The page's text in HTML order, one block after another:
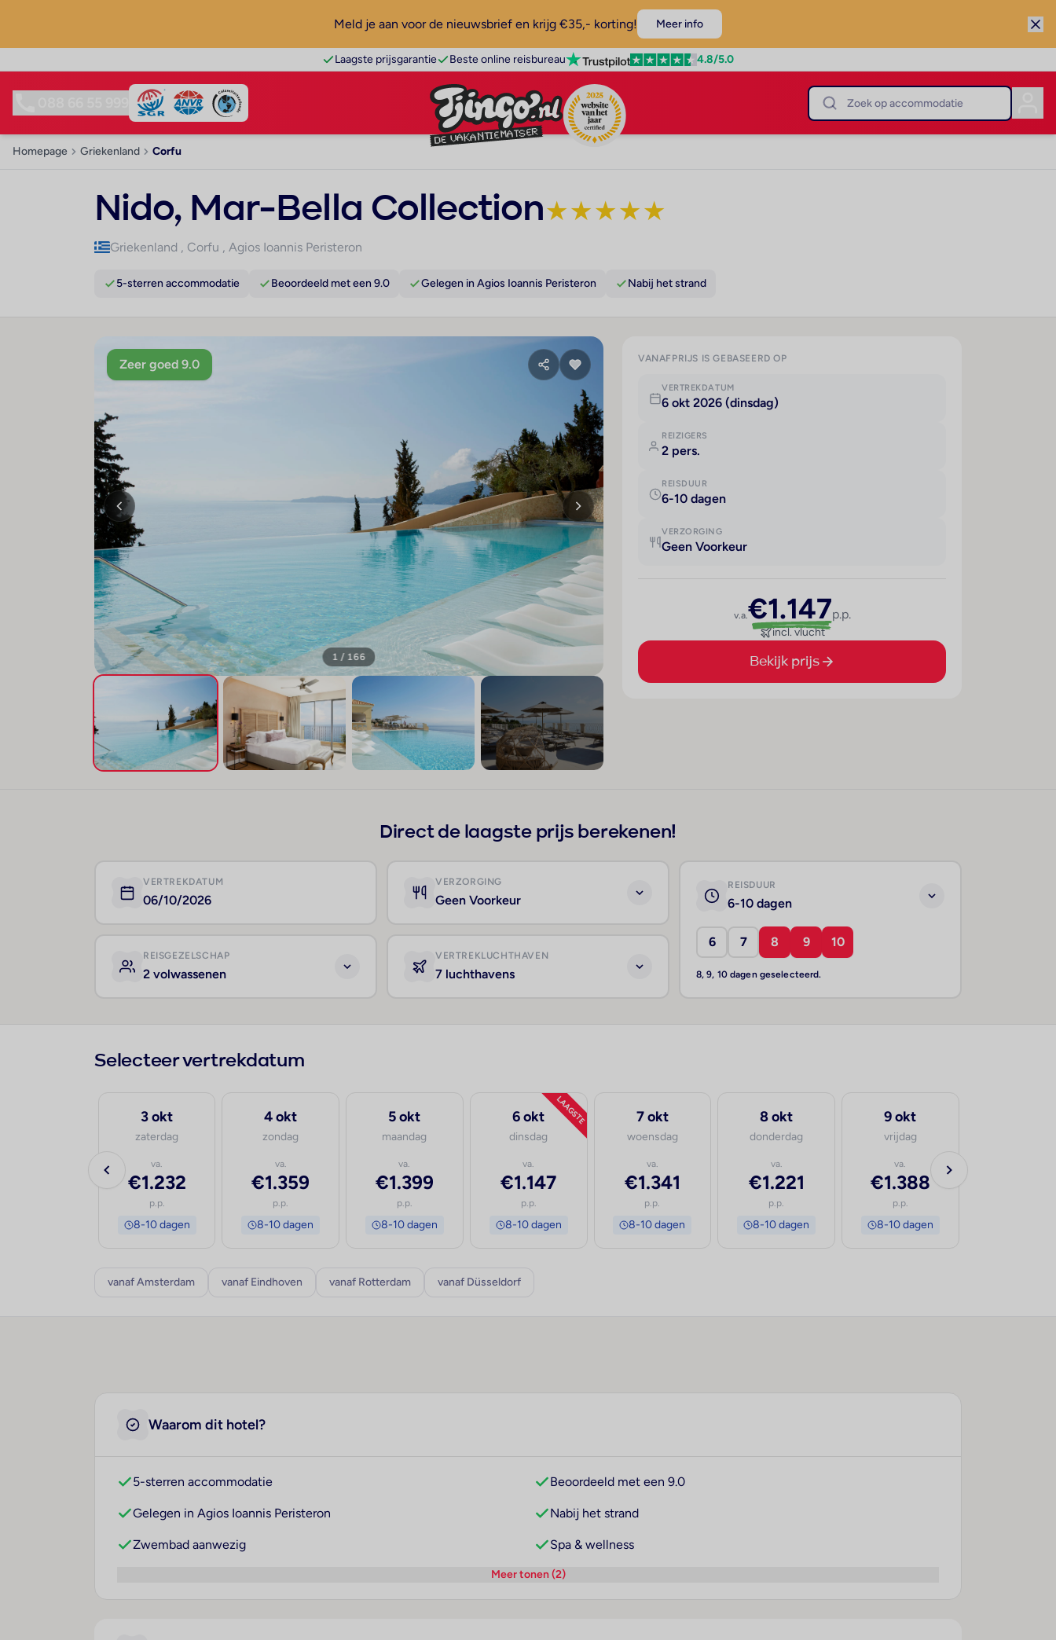
Meld je aan voor de nieuwsbrief en krijg €35,- korting! Meer info
Laagste prijsgarantie Beste online reisbureau 4.8/5.0
Homepage Griekenland Corfu
Nido, Mar-Bella Collection★★★★★
Griekenland , Corfu , Agios Ioannis Peristeron
5-sterren accommodatie Beoordeeld met een 9.0 Gelegen in Agios Ioannis Peristeron Nabij het strand
Zeer goed 9.0
1 / 166
VANAFPRIJS IS GEBASEERD OP
VERTREKDATUM
6 okt 2026 (dinsdag)
REIZIGERS
2 pers.
REISDUUR
6-10 dagen
VERZORGING
Geen Voorkeur
v.a.€1.147p.p.
incl. vlucht
Bekijk prijs
Direct de laagste prijs berekenen!
VERTREKDATUM
06/10/2026
VERZORGING
Geen Voorkeur
REISDUUR
6-10 dagen
6 7 8 9 10
8, 9, 10 dagen geselecteerd.
REISGEZELSCHAP
2 volwassenen
VERTREKLUCHTHAVEN
7 luchthavens
Selecteer vertrekdatum
3 okt
zaterdag
va.
€1.232
p.p.
8-10 dagen
4 okt
zondag
va.
€1.359
p.p.
8-10 dagen
5 okt
maandag
va.
€1.399
p.p.
8-10 dagen
LAAGSTE
6 okt
dinsdag
va.
€1.147
p.p.
8-10 dagen
7 okt
woensdag
va.
€1.341
p.p.
8-10 dagen
8 okt
donderdag
va.
€1.221
p.p.
8-10 dagen
9 okt
vrijdag
va.
€1.388
p.p.
8-10 dagen
vanaf Amsterdam vanaf Eindhoven vanaf Rotterdam vanaf Düsseldorf
Waarom dit hotel?
5-sterren accommodatie Beoordeeld met een 9.0
Gelegen in Agios Ioannis Peristeron Nabij het strand
Zwembad aanwezig Spa & wellness
Meer tonen (2)